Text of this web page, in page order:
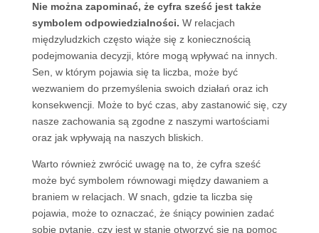
Nie można zapominać, że cyfra sześć jest także
symbolem odpowiedzialności. W relacjach
międzyludzkich często wiąże się z koniecznością
podejmowania decyzji, które mogą wpływać na innych.
Sen, w którym pojawia się ta liczba, może być
wezwaniem do przemyślenia swoich działań oraz ich
konsekwencji. Może to być czas, aby zastanowić się, czy
nasze zachowania są zgodne z naszymi wartościami
oraz jak wpływają na naszych bliskich.
Warto również zwrócić uwagę na to, że cyfra sześć
może być symbolem równowagi między dawaniem a
braniem w relacjach. W snach, gdzie ta liczba się
pojawia, może to oznaczać, że śniący powinien zadać
sobie pytanie, czy jest w stanie otworzyć się na pomoc